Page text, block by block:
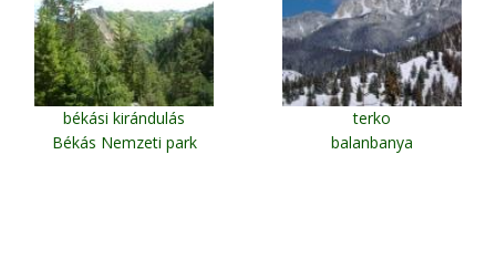
békási kirándulás
Békás Nemzeti park
terko
balanbanya